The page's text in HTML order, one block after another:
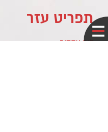
תפריט עזר
לוח עסקים